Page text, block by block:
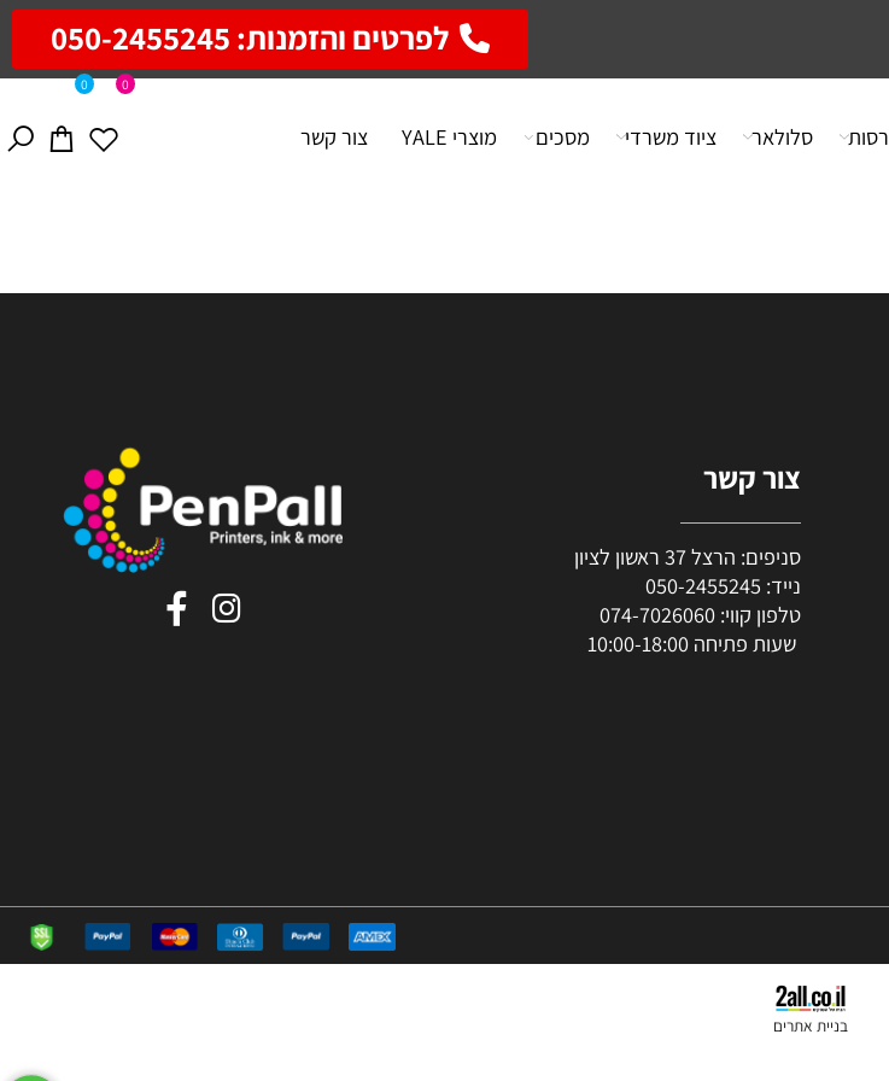
לפרטים והזמנות: 050-2455245
0 0
סלולאר ציוד משרדי מסכים מוצרי YALE צור קשר
צור קשר
סניפים: הרצל 37 ראשון לציון
נייד:050-2455245
טלפון קווי:074-7026060